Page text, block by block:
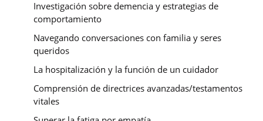
Investigación sobre demencia y estrategias de
comportamiento
Navegando conversaciones con familia y seres
queridos
La hospitalización y la función de un cuidador
Comprensión de directrices avanzadas/testamentos
vitales